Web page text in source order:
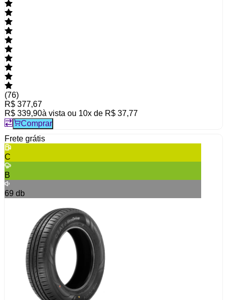
(76)
R$ 377,67
R$ 339,90à vista ou 10x de R$ 37,77
Comprar
Frete grátis
C
B
69 db